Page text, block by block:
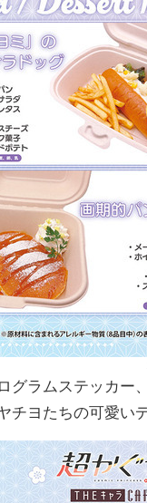
グラムステッカー
チヨたちの可愛い